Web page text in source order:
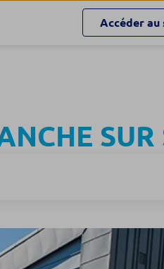
Accéder au
SUR